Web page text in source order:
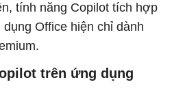
tính năng Copilot tích hợp
Office hiện chỉ dành
trên ứng dụng